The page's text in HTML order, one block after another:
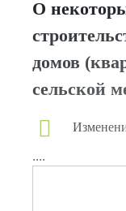
О
домов
сельской
....